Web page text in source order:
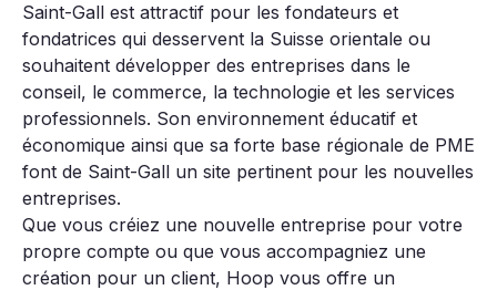
Saint-Gall est attractif pour les fondateurs et
fondatrices qui desservent la Suisse orientale ou
souhaitent développer des entreprises dans le
conseil, le commerce, la technologie et les services
professionnels. Son environnement éducatif et
économique ainsi que sa forte base régionale de PME
font de Saint-Gall un site pertinent pour les nouvelles
entreprises.
Que vous créiez une nouvelle entreprise pour votre
propre compte ou que vous accompagniez une
création pour un client, Hoop vous offre un